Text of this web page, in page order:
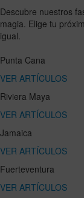
Descubre nuestros
magia. Elige tu
igual.
Punta Cana
VER ARTÍCULOS
Riviera Maya
VER ARTÍCULOS
Jamaica
VER ARTÍCULOS
Fuerteventura
VER ARTÍCULOS